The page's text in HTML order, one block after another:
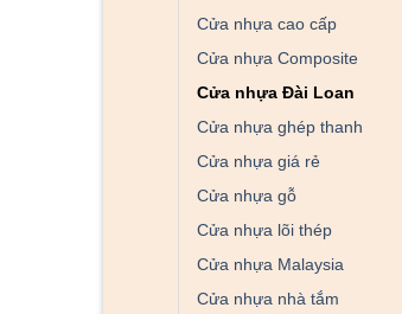
Cửa nhựa cao cấp
Cửa nhựa Composite
Cửa nhựa Đài Loan
Cửa nhựa ghép thanh
Cửa nhựa giá rẻ
Cửa nhựa gỗ
Cửa nhựa lõi thép
Cửa nhựa Malaysia
Cửa nhựa nhà tắm